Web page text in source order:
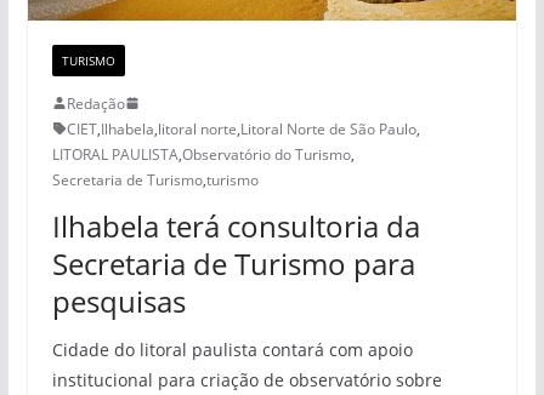
TURISMO
Redação
CIET,Ilhabela,litoral norte,Litoral Norte de São Paulo,
LITORAL PAULISTA,Observatório do Turismo,
Secretaria de Turismo,turismo
Ilhabela terá consultoria da
Secretaria de Turismo para
pesquisas
Cidade do litoral paulista contará com apoio
institucional para criação de observatório sobre